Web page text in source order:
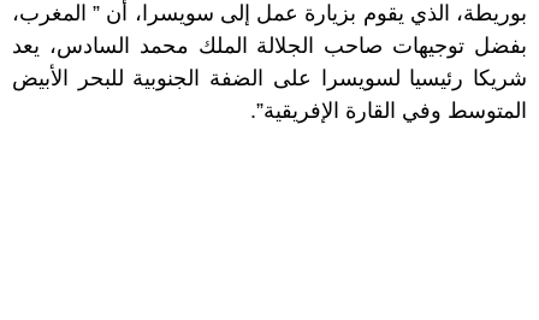
بوريطة، الذي يقوم بزيارة عمل إلى سويسرا، أن ” المغرب،
بفضل توجيهات صاحب الجلالة الملك محمد السادس، يعد
شريكا رئيسيا لسويسرا على الضفة الجنوبية للبحر الأبيض
المتوسط وفي القارة الإفريقية”.